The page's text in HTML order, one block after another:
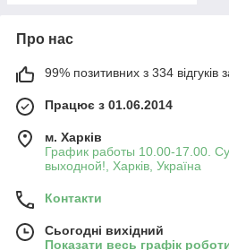
Про нас
99% позитивних з 334 відгуків
Працює з 01.06.2014
м. Харків
График работы 10.00-17.00.
выходной!, Харків, Україна
Контакти
Сьогодні вихідний
Показати весь графік